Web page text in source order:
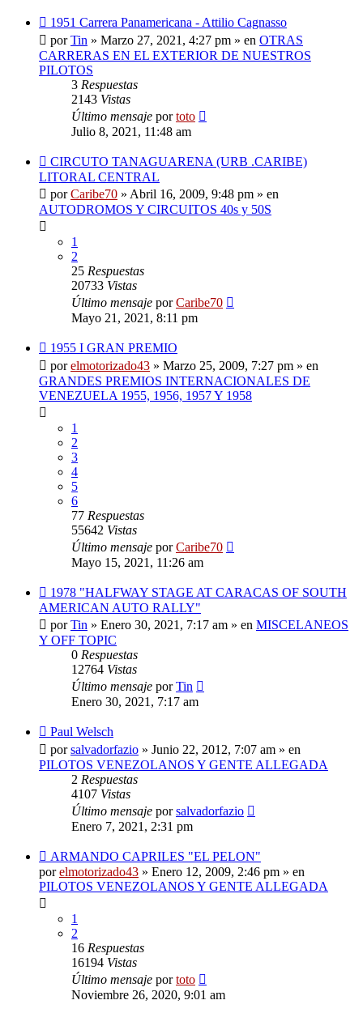
Nuevo
mensaje
1951 Carrera Panamericana - Attilio Cagnasso
porTin » Marzo 27, 2021, 4:27 pm » en OTRAS
CARRERAS EN EL EXTERIOR DE NUESTROS
PILOTOS
3 Respuestas
2143 Vistas
Último mensaje portoto
Julio 8, 2021, 11:48 am
Nuevo
mensaje
CIRCUTO TANAGUARENA (URB .CARIBE)
LITORAL CENTRAL
porCaribe70 » Abril 16, 2009, 9:48 pm » en
AUTODROMOS Y CIRCUITOS 40s y 50S
1
2
25 Respuestas
20733 Vistas
Último mensaje porCaribe70
Mayo 21, 2021, 8:11 pm
Nuevo
mensaje
1955 I GRAN PREMIO
porelmotorizado43 » Marzo 25, 2009, 7:27 pm » en
GRANDES PREMIOS INTERNACIONALES DE
VENEZUELA 1955, 1956, 1957 Y 1958
1
2
3
4
5
6
77 Respuestas
55642 Vistas
Último mensaje porCaribe70
Mayo 15, 2021, 11:26 am
Nuevo
mensaje
1978 "HALFWAY STAGE AT CARACAS OF SOUTH
AMERICAN AUTO RALLY"
porTin » Enero 30, 2021, 7:17 am » en MISCELANEOS
Y OFF TOPIC
0 Respuestas
12764 Vistas
Último mensaje porTin
Enero 30, 2021, 7:17 am
Nuevo
mensaje
Paul Welsch
porsalvadorfazio » Junio 22, 2012, 7:07 am » en
PILOTOS VENEZOLANOS Y GENTE ALLEGADA
2 Respuestas
4107 Vistas
Último mensaje porsalvadorfazio
Enero 7, 2021, 2:31 pm
Nuevo
mensaje
ARMANDO CAPRILES "EL PELON"
porelmotorizado43 » Enero 12, 2009, 2:46 pm » en
PILOTOS VENEZOLANOS Y GENTE ALLEGADA
1
2
16 Respuestas
16194 Vistas
Último mensaje portoto
Noviembre 26, 2020, 9:01 am